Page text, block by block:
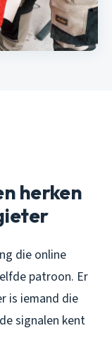
herken
die online
patroon. Er
is iemand die
signalen kent